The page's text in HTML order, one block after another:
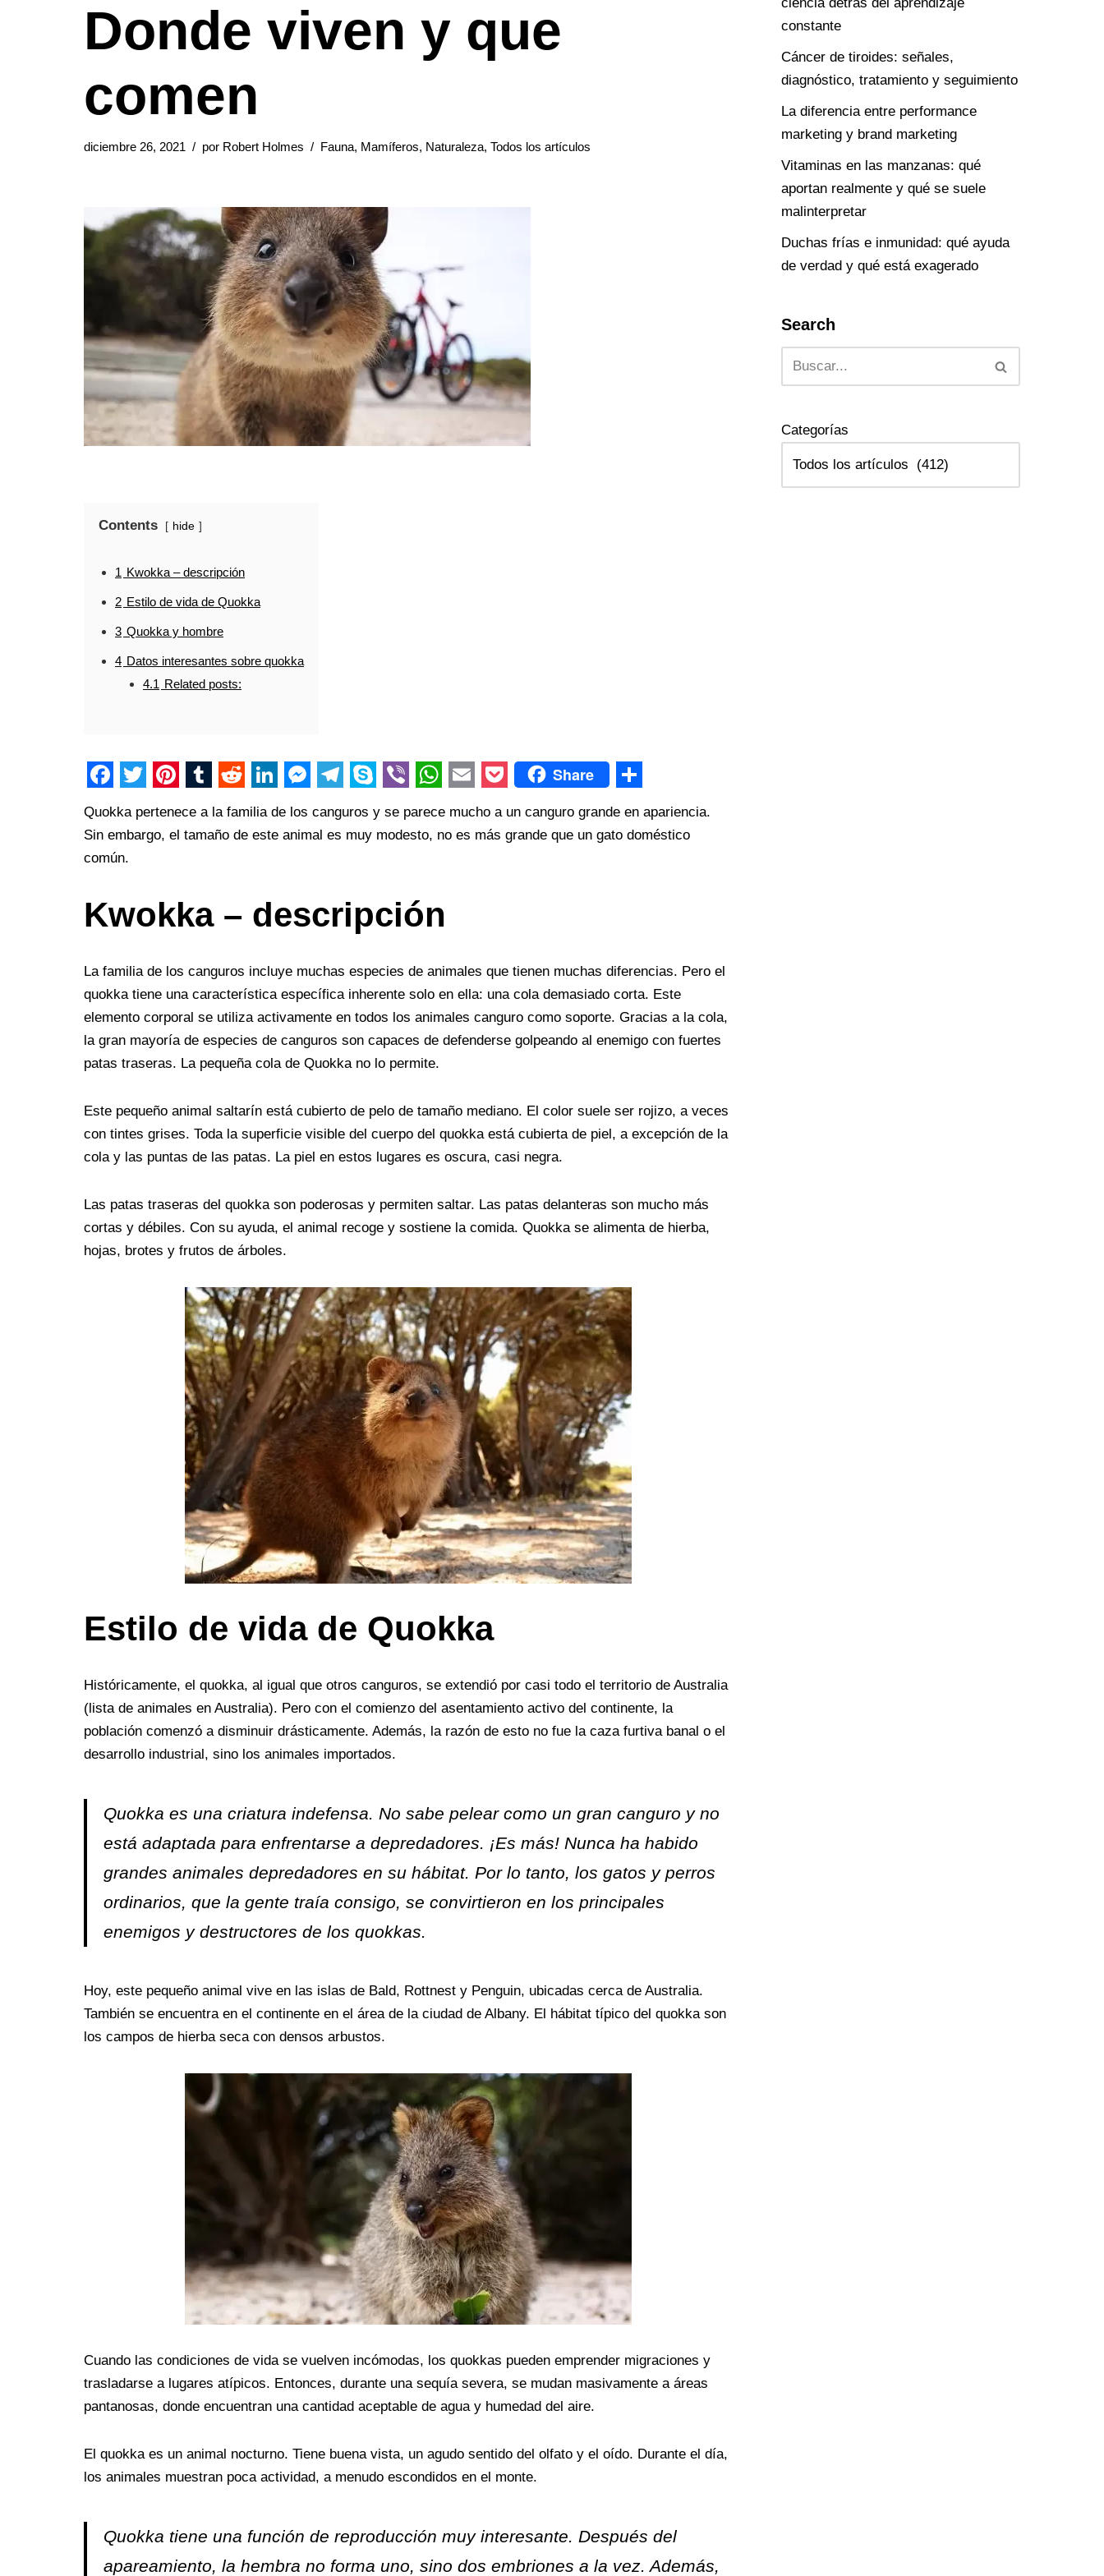
Donde viven y que
comen
diciembre 26, 2021 por Robert Holmes Fauna, Mamíferos, Naturaleza, Todos los artículos
Contents hide
1 Kwokka – descripción
2 Estilo de vida de Quokka
3 Quokka y hombre
4 Datos interesantes sobre quokka
4.1 Related posts:
F
a
c
b
o
k
w
i
t
e
r
P
i
e
r
e
s
t
u
l
r
R
e
L
i
e
d
n
M
e
e
n
e
r
e
g
r
a
m
k
e
i
r
h
s
A
p
m o
Share
h
Quokka pertenece a la familia de los canguros y se parece mucho a un canguro grande en apariencia.
Sin embargo, el tamaño de este animal es muy modesto, no es más grande que un gato doméstico
común.
Kwokka – descripción
La familia de los canguros incluye muchas especies de animales que tienen muchas diferencias. Pero el
quokka tiene una característica específica inherente solo en ella: una cola demasiado corta. Este
elemento corporal se utiliza activamente en todos los animales canguro como soporte. Gracias a la cola,
la gran mayoría de especies de canguros son capaces de defenderse golpeando al enemigo con fuertes
patas traseras. La pequeña cola de Quokka no lo permite.
Este pequeño animal saltarín está cubierto de pelo de tamaño mediano. El color suele ser rojizo, a veces
con tintes grises. Toda la superficie visible del cuerpo del quokka está cubierta de piel, a excepción de la
cola y las puntas de las patas. La piel en estos lugares es oscura, casi negra.
Las patas traseras del quokka son poderosas y permiten saltar. Las patas delanteras son mucho más
cortas y débiles. Con su ayuda, el animal recoge y sostiene la comida. Quokka se alimenta de hierba,
hojas, brotes y frutos de árboles.
Estilo de vida de Quokka
Históricamente, el quokka, al igual que otros canguros, se extendió por casi todo el territorio de Australia
(lista de animales en Australia). Pero con el comienzo del asentamiento activo del continente, la
población comenzó a disminuir drásticamente. Además, la razón de esto no fue la caza furtiva banal o el
desarrollo industrial, sino los animales importados.
Quokka es una criatura indefensa. No sabe pelear como un gran canguro y no
está adaptada para enfrentarse a depredadores. ¡Es más! Nunca ha habido
grandes animales depredadores en su hábitat. Por lo tanto, los gatos y perros
ordinarios, que la gente traía consigo, se convirtieron en los principales
enemigos y destructores de los quokkas.
Hoy, este pequeño animal vive en las islas de Bald, Rottnest y Penguin, ubicadas cerca de Australia.
También se encuentra en el continente en el área de la ciudad de Albany. El hábitat típico del quokka son
los campos de hierba seca con densos arbustos.
Cuando las condiciones de vida se vuelven incómodas, los quokkas pueden emprender migraciones y
trasladarse a lugares atípicos. Entonces, durante una sequía severa, se mudan masivamente a áreas
pantanosas, donde encuentran una cantidad aceptable de agua y humedad del aire.
El quokka es un animal nocturno. Tiene buena vista, un agudo sentido del olfato y el oído. Durante el día,
los animales muestran poca actividad, a menudo escondidos en el monte.
Quokka tiene una función de reproducción muy interesante. Después del
apareamiento, la hembra no forma uno, sino dos embriones a la vez. Además,
constante
Cáncer de tiroides: señales,
diagnóstico, tratamiento y seguimiento
La diferencia entre performance
marketing y brand marketing
Vitaminas en las manzanas: qué
aportan realmente y qué se suele
malinterpretar
Duchas frías e inmunidad: qué ayuda
de verdad y qué está exagerado
Search
Categorías